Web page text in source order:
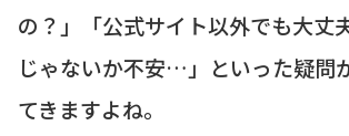
の？」「公式サイト以外でも大丈
じゃないか不安…」といった疑問
てきますよね。